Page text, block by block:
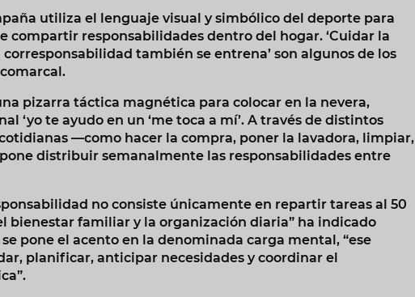
utiliza el lenguaje visual y simbólico del deporte para
compartir responsabilidades dentro del hogar. ‘Cuidar la
corresponsabilidad también se entrena’ son algunos de los
pizarra táctica magnética para colocar en la nevera,
‘yo te ayudo en un ‘me toca a mí’. A través de distintos
—como hacer la compra, poner la lavadora, limpiar,
distribuir semanalmente las responsabilidades entre
no consiste únicamente en repartir tareas al 50
bienestar familiar y la organización diaria” ha indicado
pone el acento en la denominada carga mental, “ese
planificar, anticipar necesidades y coordinar el